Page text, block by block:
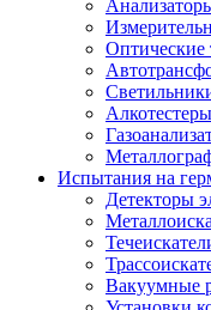
Алкотестеры
Испытания на
Детекторы
Вакуумные